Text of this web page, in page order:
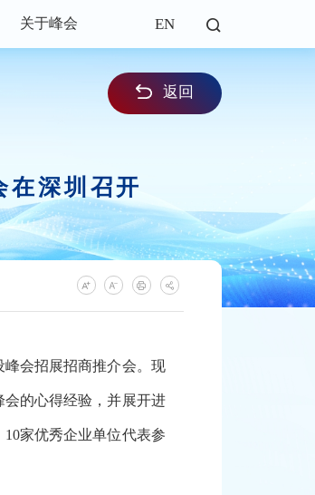
EN
关于峰会
返回
深圳召开
会招展招商推介会。现
的心得经验，并展开进
家优秀企业单位代表参